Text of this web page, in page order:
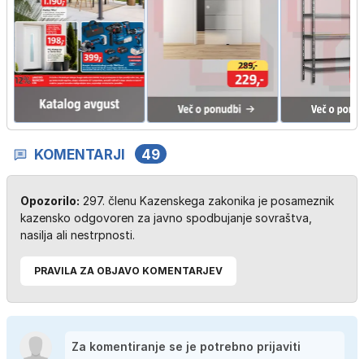
KOMENTARJI 49
Opozorilo: 297. členu Kazenskega zakonika je posameznik
kazensko odgovoren za javno spodbujanje sovraštva,
nasilja ali nestrpnosti.
PRAVILA ZA OBJAVO KOMENTARJEV